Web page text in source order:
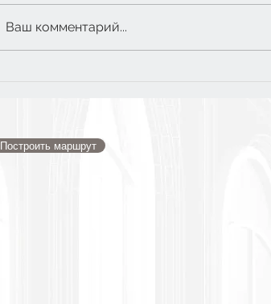
6 класс: Экватор
Ваш комментарий...
Построить маршрут